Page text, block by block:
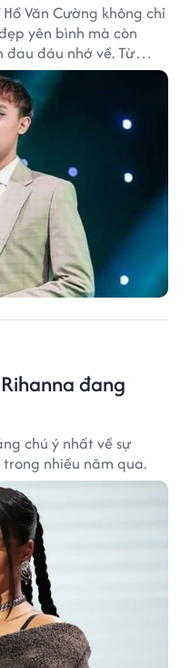
Văn Cường không chỉ
yên bình mà còn
đau đáu nhớ về. Từ
mộc mạc, tất cả tạo
sen hồng.
đang
chú ý nhất về sự
nhiều năm qua.